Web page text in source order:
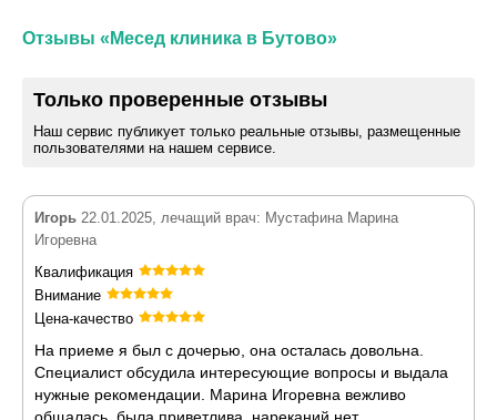
Отзывы «Месед клиника в Бутово»
Только проверенные отзывы
Наш сервис публикует только реальные отзывы, размещенные
пользователями на нашем сервисе.
Игорь 22.01.2025, лечащий врач: Мустафина Марина
Игоревна
Квалификация
Внимание
Цена-качество
На приеме я был с дочерью, она осталась довольна.
Специалист обсудила интересующие вопросы и выдала
нужные рекомендации. Марина Игоревна вежливо